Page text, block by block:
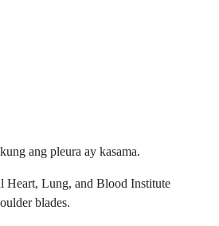
ang pleura ay kasama.
Heart, Lung, and Blood Institute
blades.